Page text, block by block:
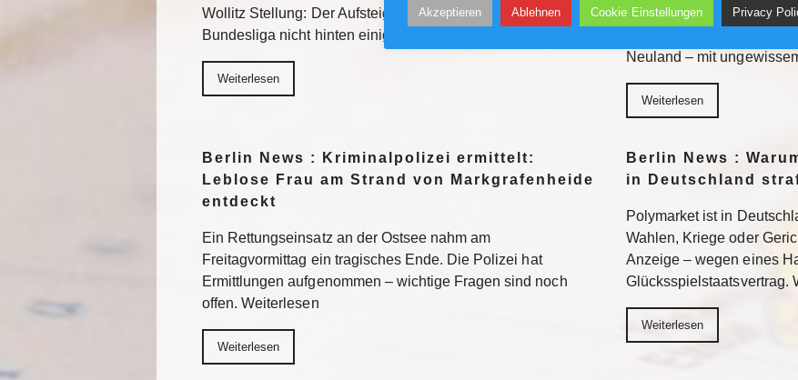
Wollitz Stellung: Der Aufsteiger wird sich auch in der 2.
Bundesliga nicht hinten einigeln. Weiterlesen
Weiterlesen
Ein republikanisch
Fauci strafrechtlich
Neuland – mit
Weiterlesen
Berlin News : Kriminalpolizei ermittelt:
Leblose Frau am Strand von Markgrafenheide
entdeckt
Ein Rettungseinsatz an der Ostsee nahm am
Freitagvormittag ein tragisches Ende. Die Polizei hat
Ermittlungen aufgenommen – wichtige Fragen sind noch
offen. Weiterlesen
Weiterlesen
Berlin News :
in Deutschland
Polymarket ist in
Wahlen, Kriege oder
Anzeige – wegen eines
Glücksspielstaatsvertrag.
Weiterlesen
Akzeptieren Ablehnen Cookie Einstellungen Privacy